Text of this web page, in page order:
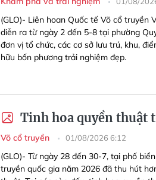
(GLO)- Liên hoan Quốc tế Võ cổ truyền
diễn ra từ ngày 2 đến 5-8 tại phường
đơn vị tổ chức, các cơ sở lưu trú, khu,
hữu bốn phương trải nghiệm đẹp.
Tinh hoa quyền thuật
Võ cổ truyền 01/08/2026 6:12
(GLO)- Từ ngày 28 đến 30-7, tại phố
truyền quốc gia năm 2026 đã thu hút